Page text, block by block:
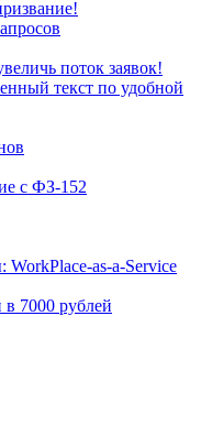
поток заявок!
текст по удобной
с ФЗ-152
WorkPlace-as-a-Service
в 7000 рублей